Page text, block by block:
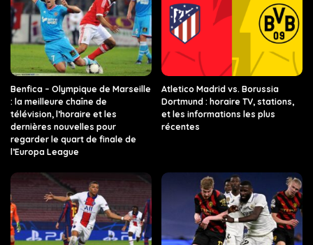
Benfica – Olympique de Marseille
: la meilleure chaîne de
télévision, l’horaire et les
dernières nouvelles pour
regarder le quart de finale de
l’Europa League
Atletico Madrid vs. Borussia
Dortmund : horaire TV, stations,
et les informations les plus
récentes